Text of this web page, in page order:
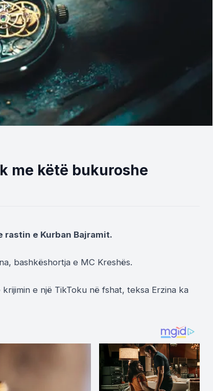
me këtë bukuroshe
e Kurban Bajramit.
bashkëshortja e MC Kreshës.
e një TikToku në fshat, teksa Erzina ka